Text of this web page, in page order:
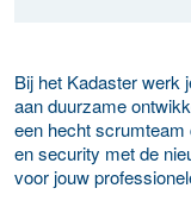
Bij het Kadaster werk
aan duurzame
een hecht
en security met de
voor jouw